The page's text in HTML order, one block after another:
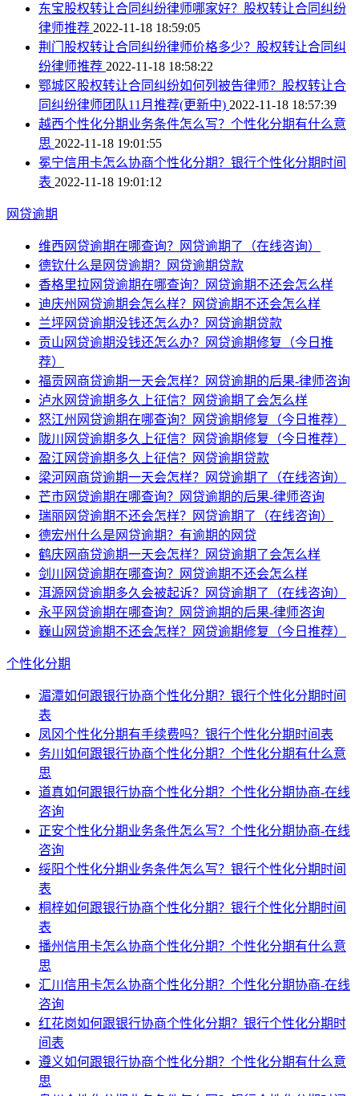
东宝股权转让合同纠纷律师哪家好？股权转让合同纠纷
律师推荐 2022-11-18 18:59:05
荆门股权转让合同纠纷律师价格多少？股权转让合同纠
纷律师推荐 2022-11-18 18:58:22
鄂城区股权转让合同纠纷如何列被告律师？股权转让合
同纠纷律师团队11月推荐(更新中) 2022-11-18 18:57:39
越西个性化分期业务条件怎么写？个性化分期有什么意
思 2022-11-18 19:01:55
冕宁信用卡怎么协商个性化分期？银行个性化分期时间
表 2022-11-18 19:01:12
网贷逾期
维西网贷逾期在哪查询？网贷逾期了（在线咨询）
德钦什么是网贷逾期？网贷逾期贷款
香格里拉网贷逾期在哪查询？网贷逾期不还会怎么样
迪庆州网贷逾期会怎么样？网贷逾期不还会怎么样
兰坪网贷逾期没钱还怎么办？网贷逾期贷款
贡山网贷逾期没钱还怎么办？网贷逾期修复（今日推
荐）
福贡网商贷逾期一天会怎样？网贷逾期的后果-律师咨询
泸水网贷逾期多久上征信？网贷逾期了会怎么样
怒江州网贷逾期在哪查询？网贷逾期修复（今日推荐）
陇川网贷逾期多久上征信？网贷逾期修复（今日推荐）
盈江网贷逾期多久上征信？网贷逾期贷款
梁河网商贷逾期一天会怎样？网贷逾期了（在线咨询）
芒市网贷逾期在哪查询？网贷逾期的后果-律师咨询
瑞丽网贷逾期不还会怎样？网贷逾期了（在线咨询）
德宏州什么是网贷逾期？有逾期的网贷
鹤庆网商贷逾期一天会怎样？网贷逾期了会怎么样
剑川网贷逾期在哪查询？网贷逾期不还会怎么样
洱源网贷逾期多久会被起诉？网贷逾期了（在线咨询）
永平网贷逾期在哪查询？网贷逾期的后果-律师咨询
巍山网贷逾期不还会怎样？网贷逾期修复（今日推荐）
个性化分期
湄潭如何跟银行协商个性化分期？银行个性化分期时间
表
凤冈个性化分期有手续费吗？银行个性化分期时间表
务川如何跟银行协商个性化分期？个性化分期有什么意
思
道真如何跟银行协商个性化分期？个性化分期协商-在线
咨询
正安个性化分期业务条件怎么写？个性化分期协商-在线
咨询
绥阳个性化分期业务条件怎么写？银行个性化分期时间
表
桐梓如何跟银行协商个性化分期？银行个性化分期时间
表
播州信用卡怎么协商个性化分期？个性化分期有什么意
思
汇川信用卡怎么协商个性化分期？个性化分期协商-在线
咨询
红花岗如何跟银行协商个性化分期？银行个性化分期时
间表
遵义如何跟银行协商个性化分期？个性化分期有什么意
思